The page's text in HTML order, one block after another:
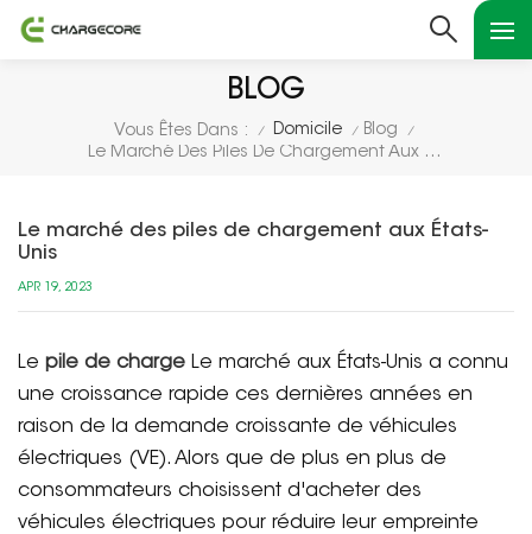
BLOG
Vous Êtes Dans : / Domicile / Blog /
Le Marché Des Piles De Chargement Aux États-Unis
Le marché des piles de chargement aux États-
Unis
APR 19, 2023
Le pile de charge Le marché aux États-Unis a connu
une croissance rapide ces dernières années en
raison de la demande croissante de véhicules
électriques (VE). Alors que de plus en plus de
consommateurs choisissent d'acheter des
véhicules électriques pour réduire leur empreinte